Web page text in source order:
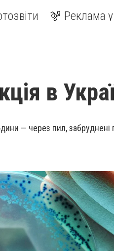
Реклама
в
— через пил, забруднені